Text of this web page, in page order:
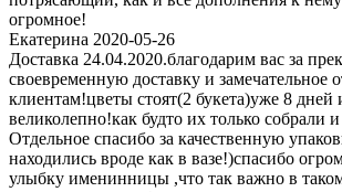
огромное!
Екатерина 2020-05-26
Доставка 24.04.2020.благодарим вас за
своевременную доставку и замечательное
клиентам!цветы стоят(2 букета)уже 8 дней
великолепно!как будто их только собрали
Отдельное спасибо за качественную
находились вроде как в вазе!)спасибо
улыбку именинницы ,что так важно в